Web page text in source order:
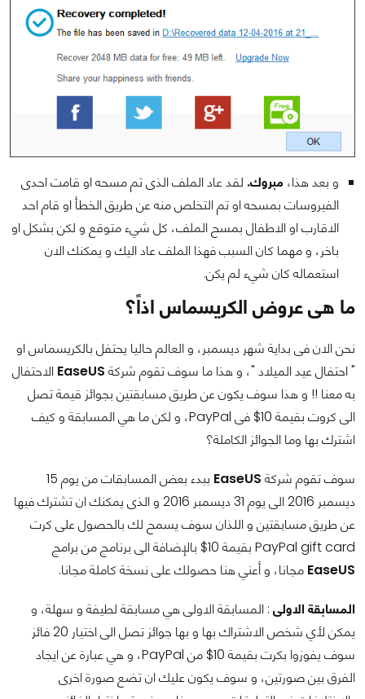
و بعد هذا، مبروك. لقد عاد الملف الذى تم مسحه او قامت احدى
الفيروسات بمسحه او تم التخلص منه عن طريق الخطأ او قام احد
الاقارب او الاطفال بمسح الملف، كل شيء متوقع و لكن بشكل او
باخر، و مهما كان السبب فهذا الملف عاد اليك و يمكنك الان
استعماله كان شيء لم يكن.
ما هى عروض الكريسماس اذاً؟
نحن الان فى بداية شهر ديسمبر، و العالم حاليا يحتفل بالكريسماس او
" احتفال عيد الميلاد "، و هذا ما سوف تقوم شركة EaseUS الاحتفال
به معنا !! و هذا سوف يكون عن طريق مسابقتين بجوائز قيمة تصل
الى كروت بقيمة 10$ فى PayPal، و لكن ما هي المسابقة و كيف
اشترك بها وما الجوائز الكاملة؟
سوف تقوم شركة EaseUS
ببدء بعض المسابقات من يوم 15
ديسمبر 2016 الى يوم 31 ديسمبر 2016 و الذى يمكنك ان تشترك فيها
عن طريق مسابقتين و اللذان سوف يسمح لك بالحصول على كرت
PayPal gift card بقيمة 10$ بالإضافة الى برنامج من برامج
EaseUS مجانا، و أعني هنا حصولك على نسخة كاملة مجانا.
المسابقة الاولى : المسابقة الاولى هي مسابقة لطيفة و سهلة، و
يمكن لأي شخص الاشتراك بها و بها جوائز تصل الى اختيار 20 فائز
سوف يفوزوا بكرت بقيمة 10$ من PayPal، و هي عبارة عن ايجاد
الفرق بين صورتين، و سوف يكون عليك ان تضع صورة اخرى